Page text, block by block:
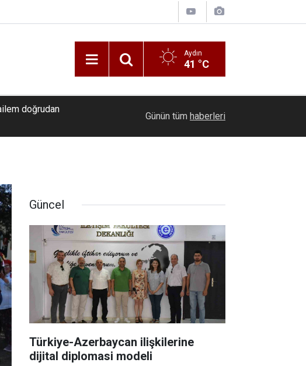
Aydın
41 °C
doğrudan
Türkiye-Azerbaycan ilişkilerine dijital
Günün tüm haberleri
Güncel
Türkiye-Azerbaycan ilişkilerine
dijital diplomasi modeli